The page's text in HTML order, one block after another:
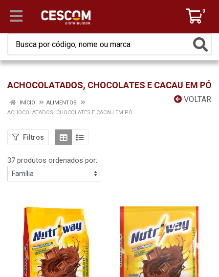
0
ACHOCOLATADOS, CHOCOLATES E CACAU EM PÓ
VOLTAR
INÍCIO
ALIMENTOS
ACHOCOLATADOS, CHOCOLATES E CACAU EM PÓ
Filtros
37 produtos ordenados por: